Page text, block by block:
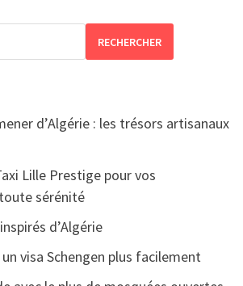
RECHERCHER
d’Algérie : les trésors artisanaux
Lille Prestige pour vos
sérénité
d’Algérie
visa Schengen plus facilement